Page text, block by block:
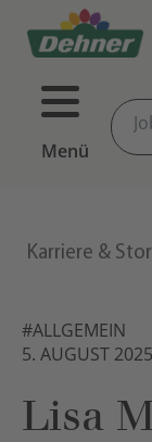
Menü
Karriere &
#ALLGEMEIN
5. AUGUST 2025
Lisa